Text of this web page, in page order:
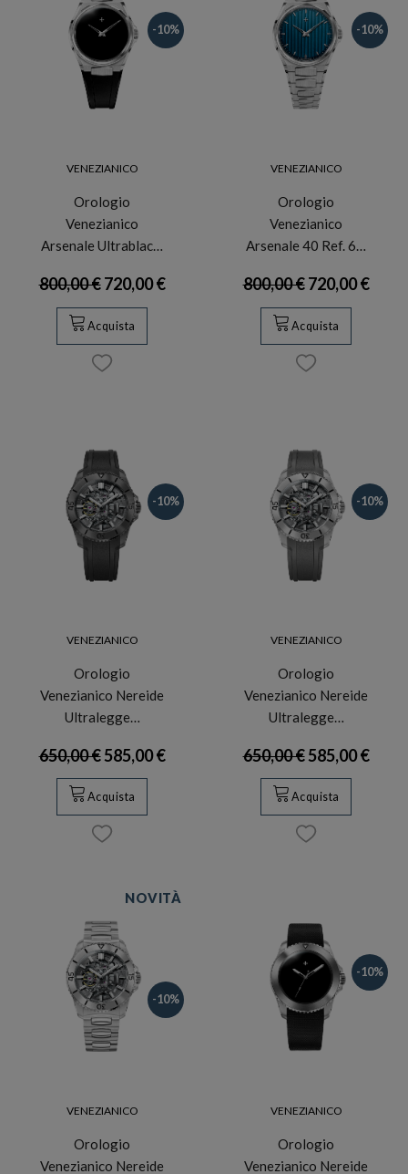
-10%
VENEZIANICO
Orologio
Venezianico
Arsenale Ultrablac…
800,00 €720,00 €
Acquista
-10%
VENEZIANICO
Orologio
Venezianico
Arsenale 40 Ref. 6…
800,00 €720,00 €
Acquista
-10%
VENEZIANICO
Orologio
Venezianico Nereide
Ultralegge…
650,00 €585,00 €
Acquista
-10%
VENEZIANICO
Orologio
Venezianico Nereide
Ultralegge…
650,00 €585,00 €
Acquista
NOVITÀ
-10%
VENEZIANICO
Orologio
Venezianico Nereide
-10%
VENEZIANICO
Orologio
Venezianico Nereide